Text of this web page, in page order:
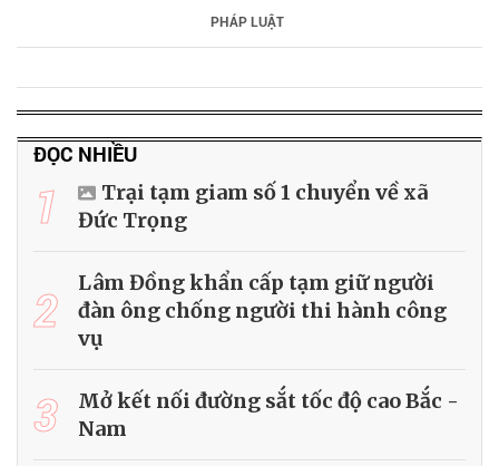
phương hướng hợp tác quý I năm 2026 với Công an huyện
Pechreada, Công an huyện Orang thuộc Công an tỉnh Mondulkiri
PHÁP LUẬT
ĐỌC NHIỀU
1
Trại tạm giam số 1 chuyển về xã
Đức Trọng
2
Lâm Đồng khẩn cấp tạm giữ người
đàn ông chống người thi hành công
vụ
3
Mở kết nối đường sắt tốc độ cao Bắc -
Nam